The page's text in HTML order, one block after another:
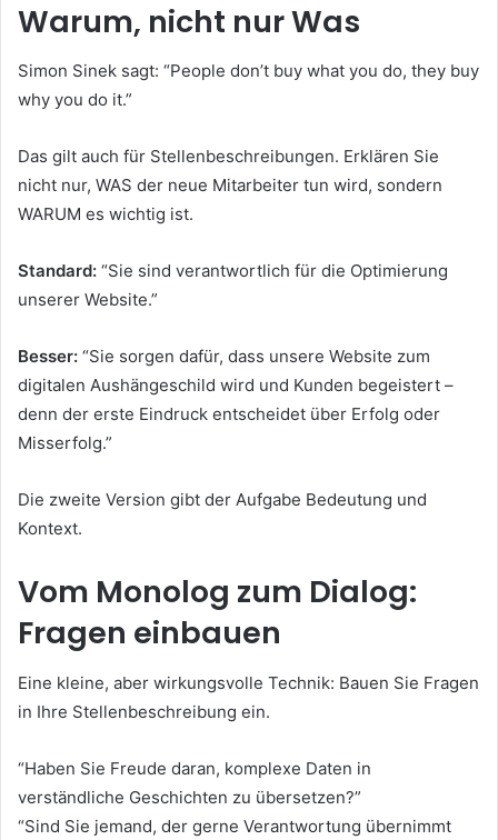
Warum, nicht nur Was
Simon Sinek sagt: “People don’t buy what you do, they buy
why you do it.”
Das gilt auch für Stellenbeschreibungen. Erklären Sie
nicht nur, WAS der neue Mitarbeiter tun wird, sondern
WARUM es wichtig ist.
Standard: “Sie sind verantwortlich für die Optimierung
unserer Website.”
Besser: “Sie sorgen dafür, dass unsere Website zum
digitalen Aushängeschild wird und Kunden begeistert –
denn der erste Eindruck entscheidet über Erfolg oder
Misserfolg.”
Die zweite Version gibt der Aufgabe Bedeutung und
Kontext.
Vom Monolog zum Dialog:
Fragen einbauen
Eine kleine, aber wirkungsvolle Technik: Bauen Sie Fragen
in Ihre Stellenbeschreibung ein.
“Haben Sie Freude daran, komplexe Daten in
verständliche Geschichten zu übersetzen?”
“Sind Sie jemand, der gerne Verantwortung übernimmt